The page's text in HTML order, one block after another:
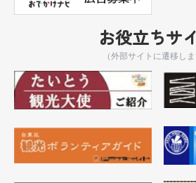
お役立ちサ
（外部サイトに遷移しま